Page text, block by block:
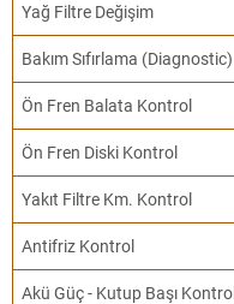
Yağ Filtre Değişim
Bakım Sıfırlama (Diagnostic)
Ön Fren Balata Kontrol
Ön Fren Diski Kontrol
Yakıt Filtre Km. Kontrol
Antifriz Kontrol
Akü Güç - Kutup Başı Kontrol